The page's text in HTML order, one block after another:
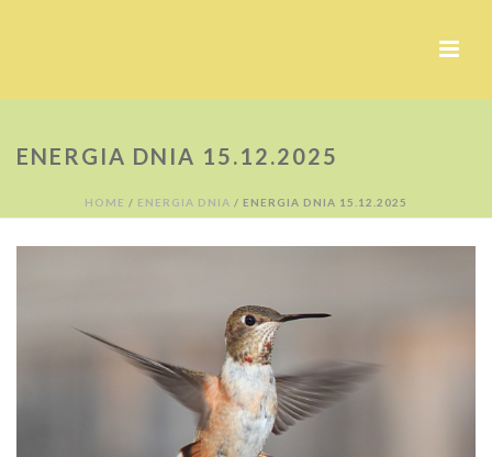
ENERGIA DNIA 15.12.2025
HOME / ENERGIA DNIA / ENERGIA DNIA 15.12.2025